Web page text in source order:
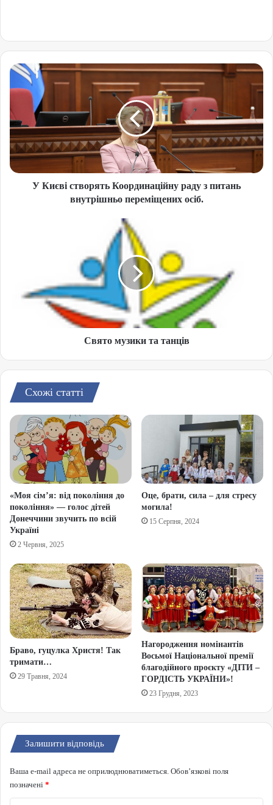
У Києві створять Координаційну раду з питань
внутрішньо переміщених осіб.
Свято музики та танців
Схожі статті
«Моя сім’я: від покоління до
покоління» — голос дітей
Донеччини звучить по всій
Україні
2 Червня, 2025
Оце, брати, сила – для стресу
могила!
15 Серпня, 2024
Браво, гуцулка Христя! Так
тримати…
29 Травня, 2024
Нагородження номінантів
Восьмої Національної премії
благодійного проєкту «ДІТИ –
ГОРДІСТЬ УКРАЇНИ»!
23 Грудня, 2023
Залишити відповідь
Ваша e-mail адреса не оприлюднюватиметься. Обов’язкові поля
позначені *